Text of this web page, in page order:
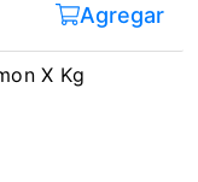
Agregar
X Kg